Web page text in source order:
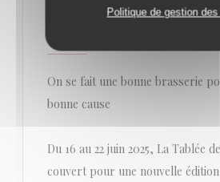
Politique de gestion
22 JUIN) // LE BONBON
On se fait une bonne brasserie
bonne cause
Du 16 au 22 juin 2025, La Tablée
couvert pour une nouvelle édition